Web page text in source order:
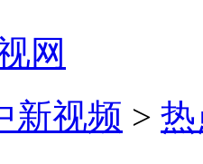
网
新视频 >